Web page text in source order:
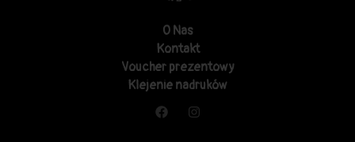
O Nas
Kontakt
Voucher prezentowy
Klejenie nadruków